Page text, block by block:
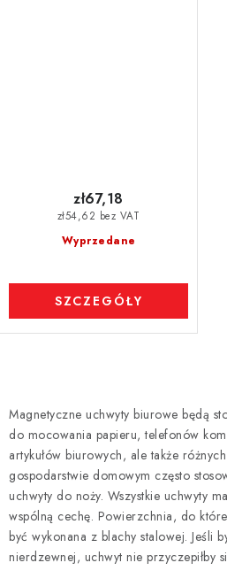
Wyprzedane
zł54,62 bez VAT
zł67,18
SZCZEGÓŁY
o
n
t
r
o
l
k
i
Magnetyczne uchwyty biurowe będą
do mocowania papieru, telefonów
artykułów biurowych, ale także
gospodarstwie domowym często
uchwyty do noży. Wszystkie uchwyty
wspólną cechę. Powierzchnia, do
być wykonana z blachy stalowej. Jeśli
nierdzewnej, uchwyt nie przyczepiłby